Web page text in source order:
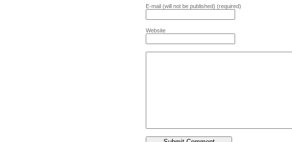
E-mail (will not be published) (required)
Website